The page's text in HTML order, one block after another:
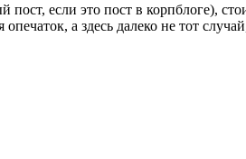
если это пост в корпблоге),
а здесь далеко не тот